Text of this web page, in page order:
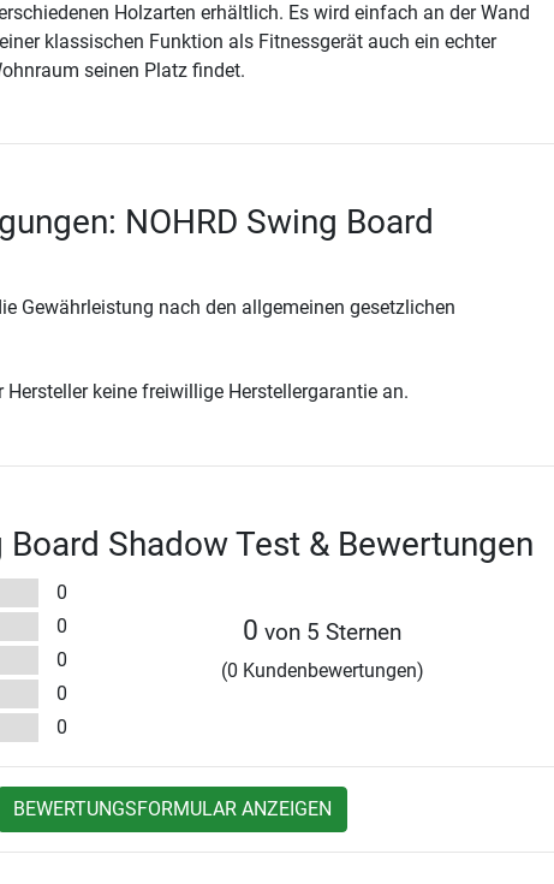
Holzarten erhältlich. Es wird einfach an der Wand
klassischen Funktion als Fitnessgerät auch ein echter
seinen Platz findet.
NOHRD Swing Board
Gewährleistung nach den allgemeinen gesetzlichen
Hersteller keine freiwillige Herstellergarantie an.
Board Shadow Test & Bewertungen
0
0
0
0
0
0 von 5 Sternen
(0 Kundenbewertungen)
BEWERTUNGSFORMULAR ANZEIGEN